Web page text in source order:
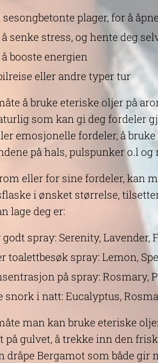
sesongbetonte plager, for å
senke stress, og hente deg
booste energien
eller andre typer tur
å bruke eteriske oljer på
som kan gi deg fordeler
emosjonelle fordeler, å
på hals, pulspunker o.l
eller for sine fordeler, kan
i ønsket størrelse,
lage deg er:
godt spray: Serenity,
toalettbesøk spray: Lemon,
på spray: Rosmary,
snork i natt: Eucalyptus,
man kan bruke eteriske
på gulvet, å trekke inn den
dråpe Bergamot som både